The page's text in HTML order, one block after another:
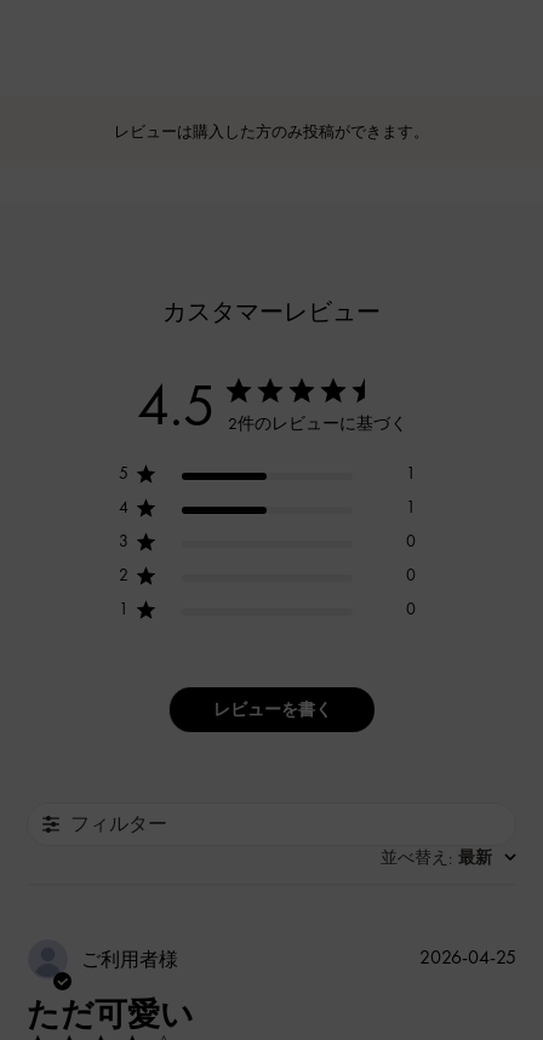
レビューは購入した方のみ投稿ができます。
カスタマーレビュー
4.5 2件のレビューに基づく
5
1
4
1
3
0
2
0
1
0
レビューを書く
フィルター
並べ替え : 最新
ご利用者様
ただ可愛い
公
2026-04-25